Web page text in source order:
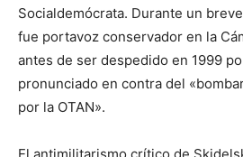
Socialdemócrata. Durante un
fue portavoz conservador en la
antes de ser despedido en 1999
pronunciado en contra del
por la OTAN».